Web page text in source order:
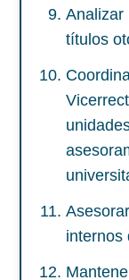
títulos
internos